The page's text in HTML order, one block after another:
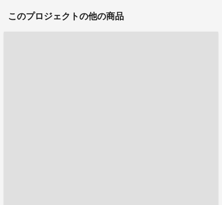
このプロジェクトの他の商品